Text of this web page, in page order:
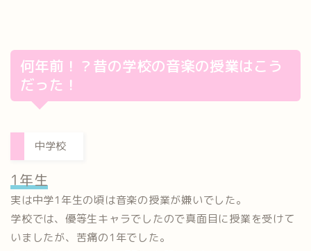
何年前！？昔の学校の音楽の授業はこう
だった！
中学校
1年生
実は中学1年生の頃は音楽の授業が嫌いでした。
学校では、優等生キャラでしたので真面目に授業を受けて
いましたが、苦痛の1年でした。